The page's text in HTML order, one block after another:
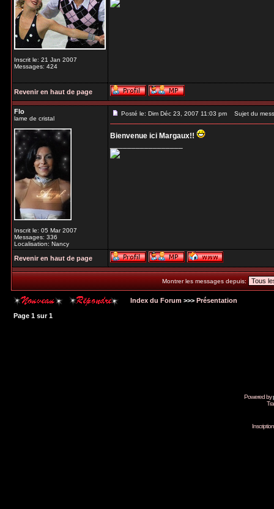
Inscrit le: 21 Jan 2007
Messages: 424
Revenir en haut de page
Flo
lame de cristal
Inscrit le: 05 Mar 2007
Messages: 336
Localisation: Nancy
Posté le: Dim Déc 23, 2007 11:03 pm Sujet du
Bienvenue ici Margaux!!
_________________
Revenir en haut de page
Montrer les messages depuis:
Index du Forum >>> Présentation
Page 1 sur1
Powered by